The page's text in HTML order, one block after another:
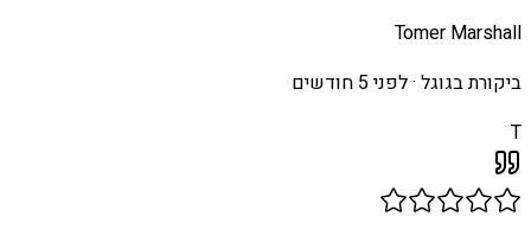
Tomer Marshall
ביקורת בגוגל ·לפני 5 חודשים
T